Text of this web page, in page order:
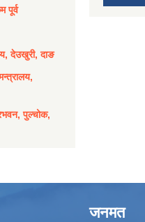
पूर्व
देउखुरी, दाङ
पुल्चोक,
जनमत